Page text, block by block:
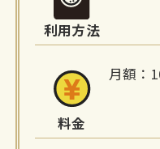
報 利用方法
料金
月額：